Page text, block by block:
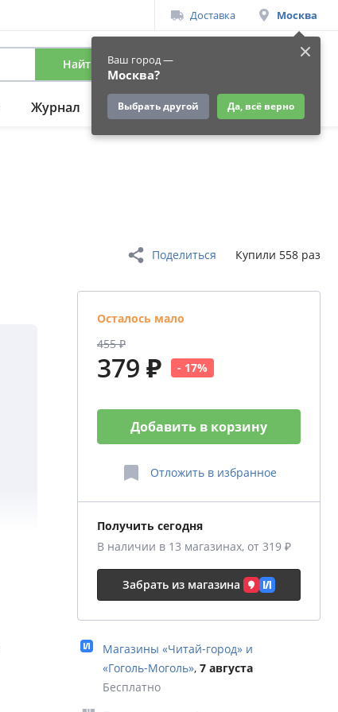
Доставка Москва
Ваш город —
Москва?
Выбрать другой Да, всё верно
Найти Вход
Журнал Подарки Ещё
Поделиться Купили 558 раз
Осталось мало
455 ₽
379 ₽ - 17%
Добавить в корзину
Отложить в избранное
Получить сегодня
В наличии в 13 магазинах, от 319 ₽
Забрать из магазина
Магазины «Читай‑город» и
«Гоголь‑Моголь», 7 августа
Бесплатно